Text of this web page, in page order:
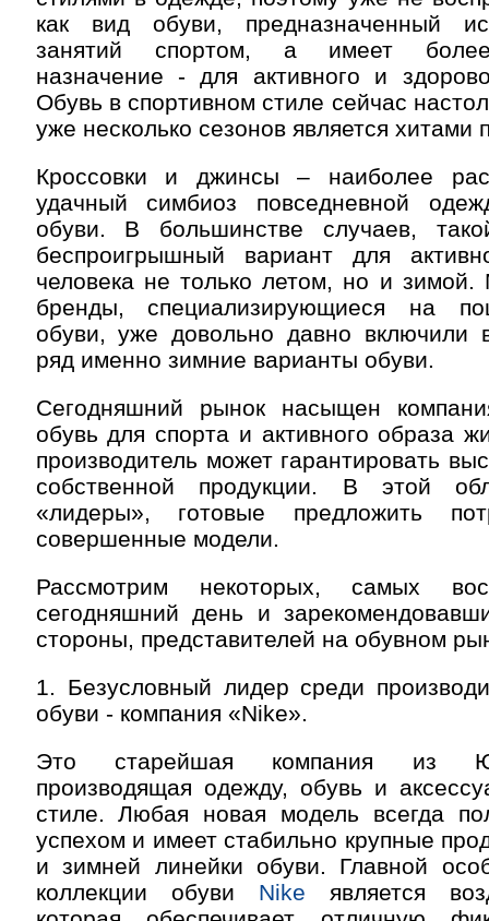
как вид обуви, предназначенный
занятий спортом, а имеет более
назначение - для активного и
Обувь в спортивном стиле сейчас
уже несколько сезонов является хитами
Кроссовки и джинсы – наиболее
удачный симбиоз повседневной
обуви. В большинстве случаев,
беспроигрышный вариант для
человека не только летом, но и зимой.
бренды, специализирующиеся на
обуви, уже довольно давно включили
ряд именно зимние варианты обуви.
Сегодняшний рынок насыщен
обувь для спорта и активного образа
производитель может гарантировать
собственной продукции. В этой
«лидеры», готовые предложить
совершенные модели.
Рассмотрим некоторых, самых
сегодняшний день и
стороны, представителей на обувном
1. Безусловный лидер среди
обуви - компания «Nike».
Это старейшая компания из
производящая одежду, обувь и
стиле. Любая новая модель всегда
успехом и имеет стабильно крупные
и зимней линейки обуви. Главной
коллекции обуви Nike является